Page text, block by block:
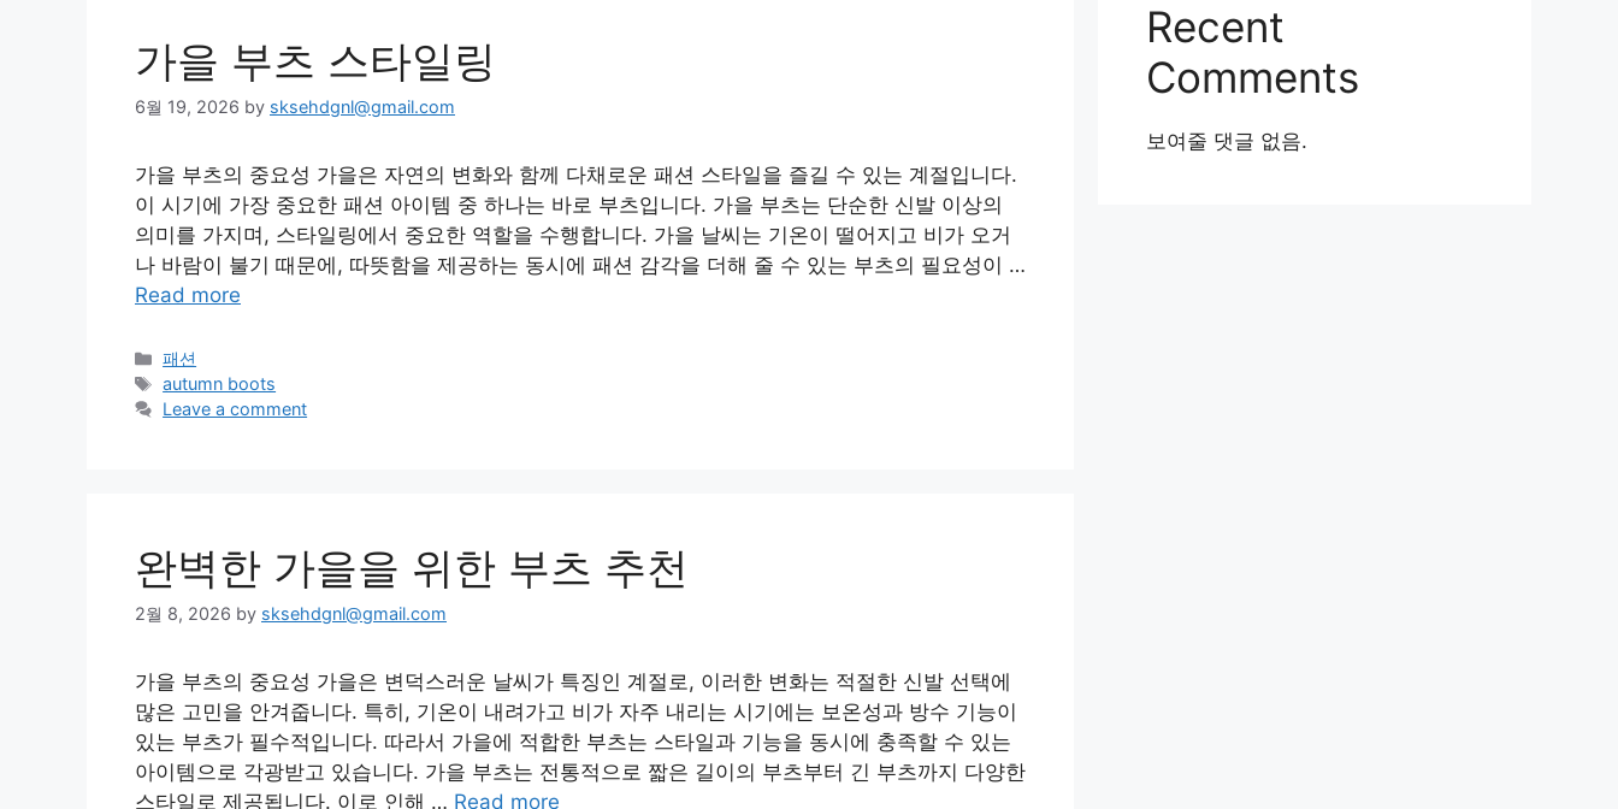
가을 부츠 스타일링
6월 19, 2026 by sksehdgnl@gmail.com
가을 부츠의 중요성 가을은 자연의 변화와 함께 다채로운 패션 스타일을 즐길 수 있는 계절입니다.
이 시기에 가장 중요한 패션 아이템 중 하나는 바로 부츠입니다. 가을 부츠는 단순한 신발 이상의
의미를 가지며, 스타일링에서 중요한 역할을 수행합니다. 가을 날씨는 기온이 떨어지고 비가 오거
나 바람이 불기 때문에, 따뜻함을 제공하는 동시에 패션 감각을 더해 줄 수 있는 부츠의 필요성이 …
Read more
Categories
패션
Tags
autumn boots
Leave a comment
완벽한 가을을 위한 부츠 추천
2월 8, 2026 by sksehdgnl@gmail.com
가을 부츠의 중요성 가을은 변덕스러운 날씨가 특징인 계절로, 이러한 변화는 적절한 신발 선택에
많은 고민을 안겨줍니다. 특히, 기온이 내려가고 비가 자주 내리는 시기에는 보온성과 방수 기능이
있는 부츠가 필수적입니다. 따라서 가을에 적합한 부츠는 스타일과 기능을 동시에 충족할 수 있는
아이템으로 각광받고 있습니다. 가을 부츠는 전통적으로 짧은 길이의 부츠부터 긴 부츠까지 다양한
스타일로 제공됩니다. 이로 인해 … Read more
Recent
Comments
보여줄 댓글 없음.